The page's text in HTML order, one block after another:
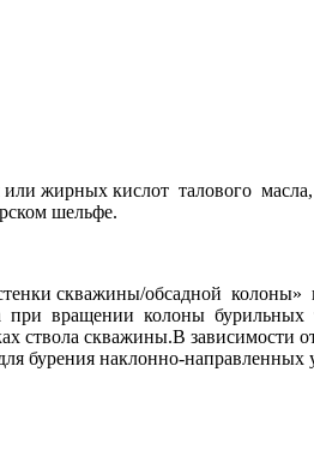
жирных кислот талового
шельфе.
скважины/обсадной
при вращении колоны бурильных
ствола скважины.В зависимости
бурения наклонно-направленных